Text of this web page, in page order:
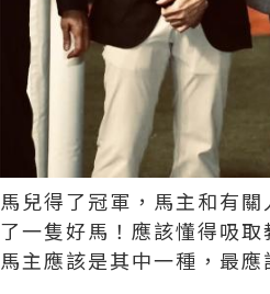
馬兒得了冠軍，馬主和有
了一隻好馬！應該懂得吸
馬主應該是其中一種，最應